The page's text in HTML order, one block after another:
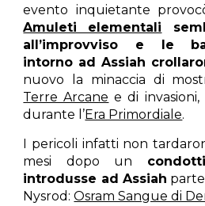
evento inquietante
Amuleti elementali
all’improvviso e le
intorno ad Assiah
nuovo la minaccia di
Terre Arcane e di
durante l’Era Primordiale.
I pericoli infatti non
mesi dopo un
introdusse ad Assiah
Nysrod:Osram Sangue di